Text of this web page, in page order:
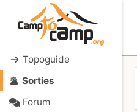
Topoguide
Sorties
Forum